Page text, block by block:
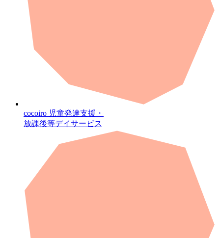
cocoiro 児童発達支援・
放課後等デイサービス